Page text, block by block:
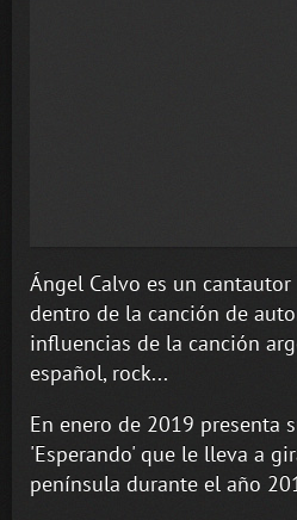
Ángel Calvo es un
dentro de la canción de
influencias de la canción
español, rock...
En enero de 2019 presenta
'Esperando' que le lleva a
península durante el año